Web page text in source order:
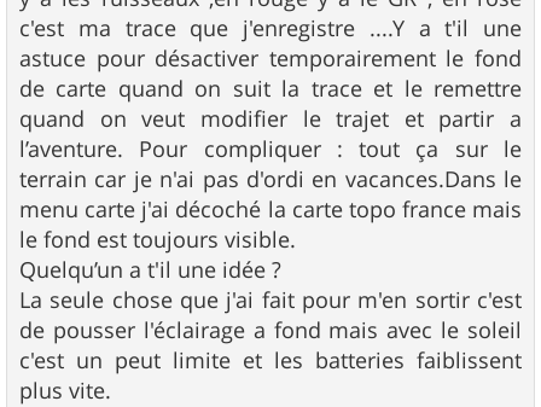
c'est ma trace que j'enregistre ....Y a t'il une
astuce pour désactiver temporairement le fond
de carte quand on suit la trace et le remettre
quand on veut modifier le trajet et partir a
l’aventure. Pour compliquer : tout ça sur le
terrain car je n'ai pas d'ordi en vacances.Dans le
menu carte j'ai décoché la carte topo france mais
le fond est toujours visible.
Quelqu’un a t'il une idée ?
La seule chose que j'ai fait pour m'en sortir c'est
de pousser l'éclairage a fond mais avec le soleil
c'est un peut limite et les batteries faiblissent
plus vite.